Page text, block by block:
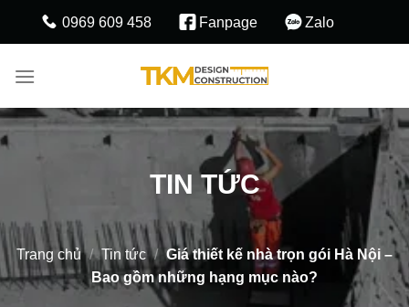
0969 609 458 Fanpage Zalo
TIN TỨC
Trang chủ / Tin tức / Giá thiết kế nhà trọn gói Hà Nội –
Bao gồm những hạng mục nào?